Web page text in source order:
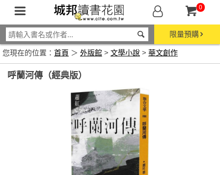
0
限量預購
您現在的位置： 首頁 ＞ 外版館 > 文學小說 > 華文創作
呼蘭河傳（經典版）